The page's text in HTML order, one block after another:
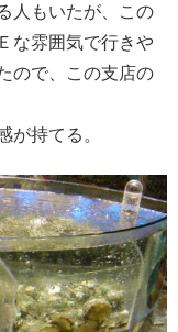
人もいたが、この
な雰囲気で行きや
ので、この支店の
が持てる。